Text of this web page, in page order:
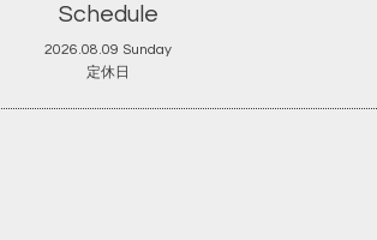
Schedule
2026.08.09 Sunday
定休日